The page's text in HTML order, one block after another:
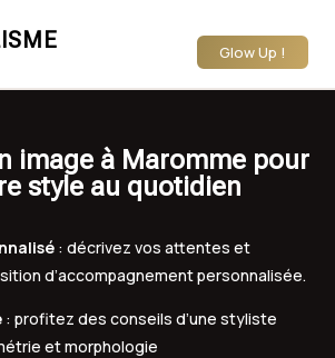
Glow Up !
image à Maromme pour
style au quotidien
: décrivez vos attentes et
d’accompagnement personnalisée.
: profitez des conseils d’une styliste
et morphologie